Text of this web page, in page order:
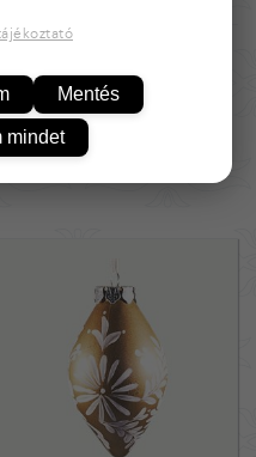
angyalka
Mentés
mindet